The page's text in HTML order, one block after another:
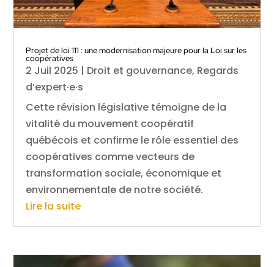
Projet de loi 111 : une modernisation majeure pour la Loi sur les
coopératives
2 Juil 2025 | Droit et gouvernance, Regards
d’expert·e·s
Cette révision législative témoigne de la
vitalité du mouvement coopératif
québécois et confirme le rôle essentiel des
coopératives comme vecteurs de
transformation sociale, économique et
environnementale de notre société.
Lire la suite